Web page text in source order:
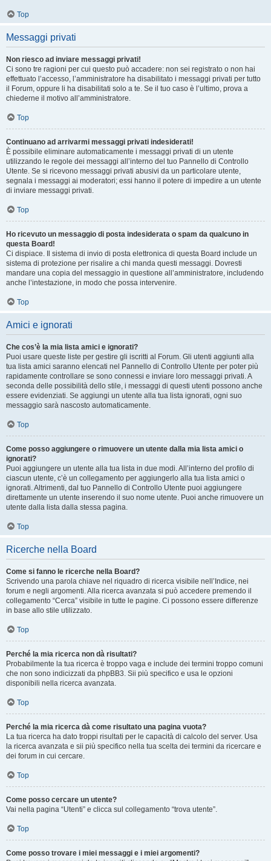
Top
Messaggi privati
Non riesco ad inviare messaggi privati!
Ci sono tre ragioni per cui questo può accadere: non sei registrato o non hai
effettuato l’accesso, l’amministratore ha disabilitato i messaggi privati per tutto
il Forum, oppure li ha disabilitati solo a te. Se il tuo caso è l’ultimo, prova a
chiederne il motivo all’amministratore.
Top
Continuano ad arrivarmi messaggi privati indesiderati!
È possibile eliminare automaticamente i messaggi privati ​​di un utente
utilizzando le regole dei messaggi all’interno del tuo Pannello di Controllo
Utente. Se si ricevono messaggi privati ​​abusivi da un particolare utente,
segnala i messaggi ai moderatori; essi hanno il potere di impedire a un utente
di inviare messaggi privati​​.
Top
Ho ricevuto un messaggio di posta indesiderata o spam da qualcuno in
questa Board!
Ci dispiace. Il sistema di invio di posta elettronica di questa Board include un
sistema di protezione per risalire a chi manda questi messaggi. Dovresti
mandare una copia del messaggio in questione all’amministratore, includendo
anche l’intestazione, in modo che possa intervenire.
Top
Amici e ignorati
Che cos’è la mia lista amici e ignorati?
Puoi usare queste liste per gestire gli iscritti al Forum. Gli utenti aggiunti alla
tua lista amici saranno elencati nel Pannello di Controllo Utente per poter più
rapidamente controllare se sono connessi e inviare loro messaggi privati. A
seconda delle possibilità dello stile, i messaggi di questi utenti possono anche
essere evidenziati. Se aggiungi un utente alla tua lista ignorati, ogni suo
messaggio sarà nascosto automaticamente.
Top
Come posso aggiungere o rimuovere un utente dalla mia lista amici o
ignorati?
Puoi aggiungere un utente alla tua lista in due modi. All’interno del profilo di
ciascun utente, c’è un collegamento per aggiungerlo alla tua lista amici o
ignorati. Altrimenti, dal tuo Pannello di Controllo Utente puoi aggiungere
direttamente un utente inserendo il suo nome utente. Puoi anche rimuovere un
utente dalla lista dalla stessa pagina.
Top
Ricerche nella Board
Come si fanno le ricerche nella Board?
Scrivendo una parola chiave nel riquadro di ricerca visibile nell’Indice, nei
forum e negli argomenti. Alla ricerca avanzata si può accedere premendo il
collegamento “Cerca” visibile in tutte le pagine. Ci possono essere differenze
in base allo stile utilizzato.
Top
Perché la mia ricerca non dà risultati?
Probabilmente la tua ricerca è troppo vaga e include dei termini troppo comuni
che non sono indicizzati da phpBB3. Sii più specifico e usa le opzioni
disponibili nella ricerca avanzata.
Top
Perché la mia ricerca dà come risultato una pagina vuota?
La tua ricerca ha dato troppi risultati per le capacità di calcolo del server. Usa
la ricerca avanzata e sii più specifico nella tua scelta dei termini da ricercare e
dei forum in cui cercare.
Top
Come posso cercare un utente?
Vai nella pagina “Utenti” e clicca sul collegamento “trova utente”.
Top
Come posso trovare i miei messaggi e i miei argomenti?